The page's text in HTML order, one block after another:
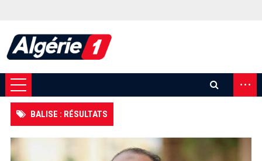
...
BALISE : RÉSULTATS